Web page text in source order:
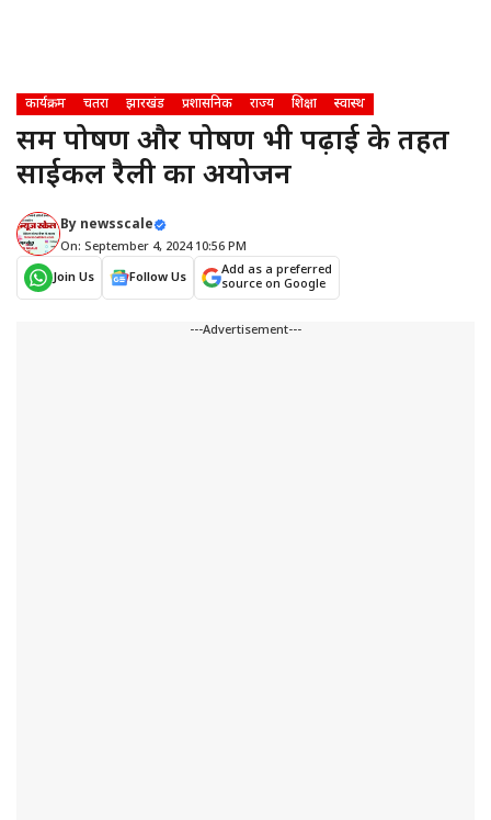
कार्यक्रम चतरा झारखंड प्रशासनिक राज्य शिक्षा स्वास्थ
समग्र पोषण और पोषण भी पढ़ाई के तहत
साईकल रैली का अयोजन
By newsscale
On: September 4, 2024 10:56 PM
Join Us
Follow Us
Add as a preferred
source on Google
---Advertisement---